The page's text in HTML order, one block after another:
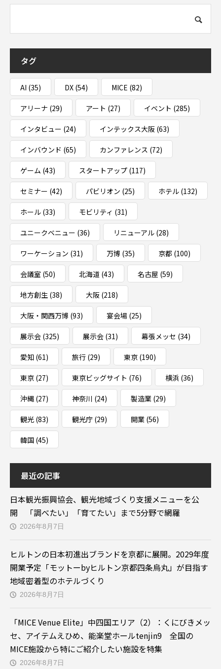
タグ
AI (35) DX (54) MICE (82)
アリーナ (29) アート (27) イベント (285)
インタビュー (24) インテックス大阪 (63)
インバウンド (65) カンファレンス (72)
ゲーム (43) スタートアップ (117)
セミナー (42) パビリオン (25) ホテル (132)
ホール (33) モビリティ (31)
ユニークベニュー (36) リニューアル (28)
ワーケーション (31) 万博 (35) 京都 (100)
会議室 (50) 北海道 (43) 名古屋 (59)
地方創生 (38) 大阪 (218)
大阪・関西万博 (93) 宴会場 (25)
展示会 (325) 展示会 (31) 幕張メッセ (34)
愛知 (61) 旅行 (29) 東京 (190)
東京 (27) 東京ビッグサイト (76) 横浜 (36)
沖縄 (27) 神奈川 (24) 製造業 (29)
観光 (83) 観光庁 (29) 開業 (56)
韓国 (45)
最近の記事
日本観光振興協会、観光地域づくり支援メニューを公
開 「調べたい」「育てたい」まで5分野で網羅
2026年8月7日
ヒルトンの日本初進出ブランドを京都に展開。2029年度
開業予定「モットーbyヒルトン京都四条烏丸」が目指す
地域密着型のホテルづくり
2026年8月7日
「MICE Venue Elite」中四国エリア（2）：くにびきメッ
セ、アイテムえひめ、能楽堂ホールtenjin9 全国の
MICE施設から特にご紹介したい施設を特集
2026年8月7日